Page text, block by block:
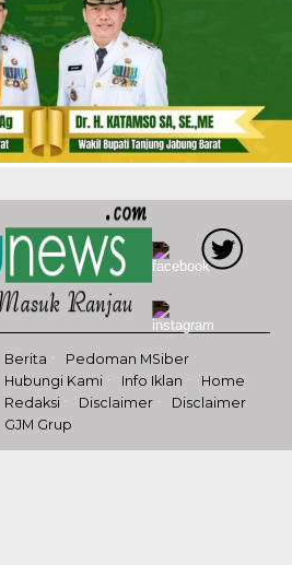
Berita
Pedoman MSiber
Hubungi Kami
Info Iklan
Home
Redaksi
Disclaimer
Disclaimer
GJM Grup